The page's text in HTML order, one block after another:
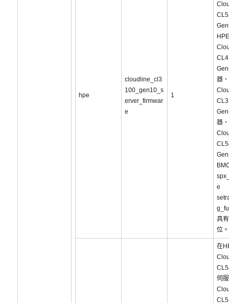
hpe
cloudline_cl3
100_gen10_s
erver_firmwar
e
1
HPE
器
器
e
具
位。
在
伺